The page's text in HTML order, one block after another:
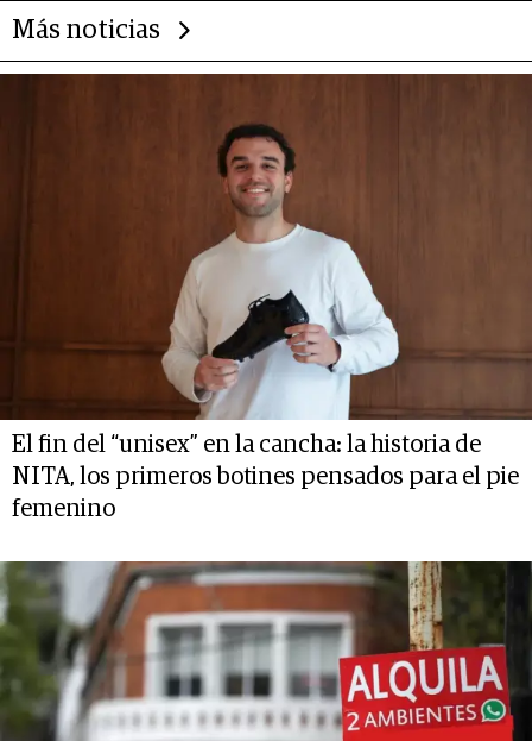
Más noticias
El fin del “unisex” en la cancha: la historia de
NITA, los primeros botines pensados para el pie
femenino